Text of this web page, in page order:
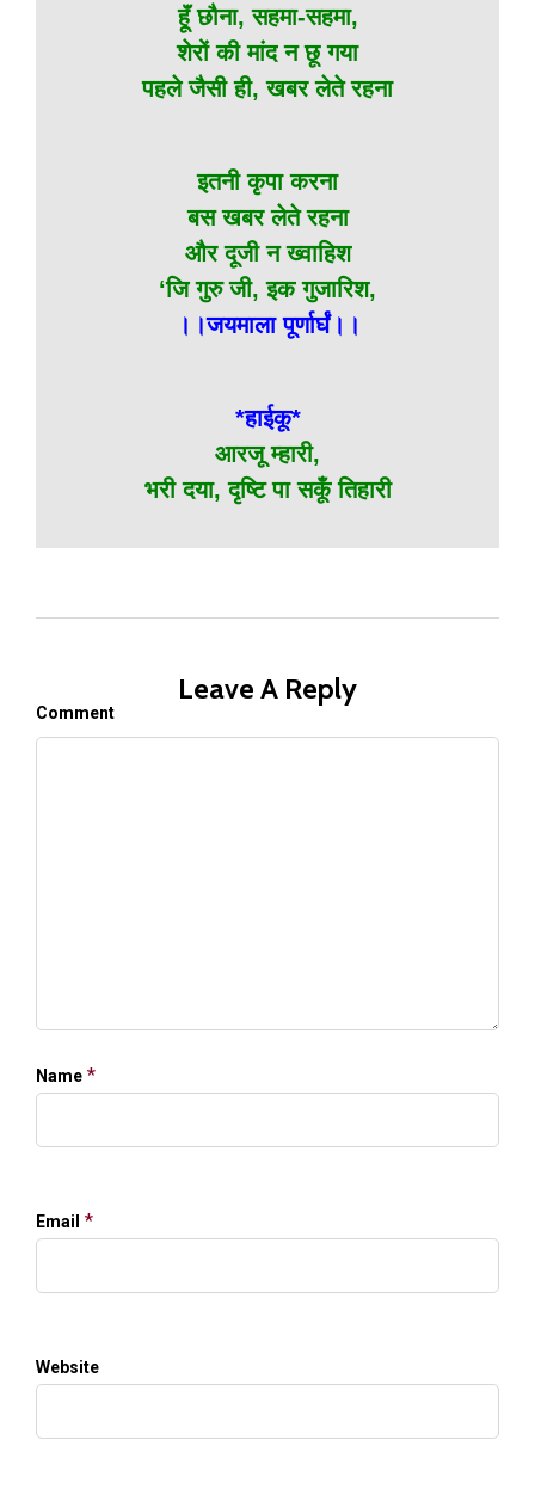
हूॅं छौना, सहमा-सहमा,
शेरों की मांद न छू गया
पहले जैसी ही, खबर लेते रहना
इतनी कृपा करना
बस खबर लेते रहना
और दूजी न ख्वाहिश
‘जि गुरु जी, इक गुजारिश,
।।जयमाला पूर्णार्घं।।
*हाईकू*
आरजू म्हारी,
भरी दया, दृष्टि पा सकूँ तिहारी
Leave A Reply
Comment
Name *
Email *
Website